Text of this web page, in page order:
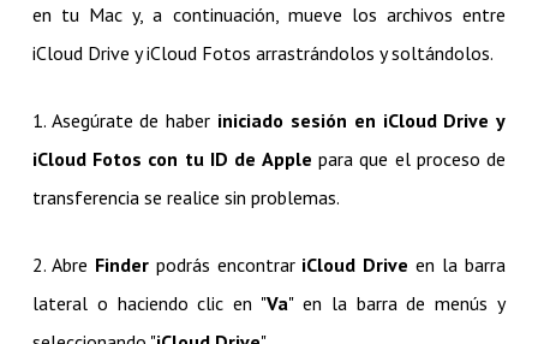
en tu Mac y, a continuación, mueve los archivos entre
iCloud Drive y iCloud Fotos arrastrándolos y soltándolos.
1. Asegúrate de haber iniciado sesión en iCloud Drive y
iCloud Fotos con tu ID de Apple para que el proceso de
transferencia se realice sin problemas.
2. Abre Finderpodrás encontrar iCloud Driveen la barra
lateral o haciendo clic en "Va" en la barra de menús y